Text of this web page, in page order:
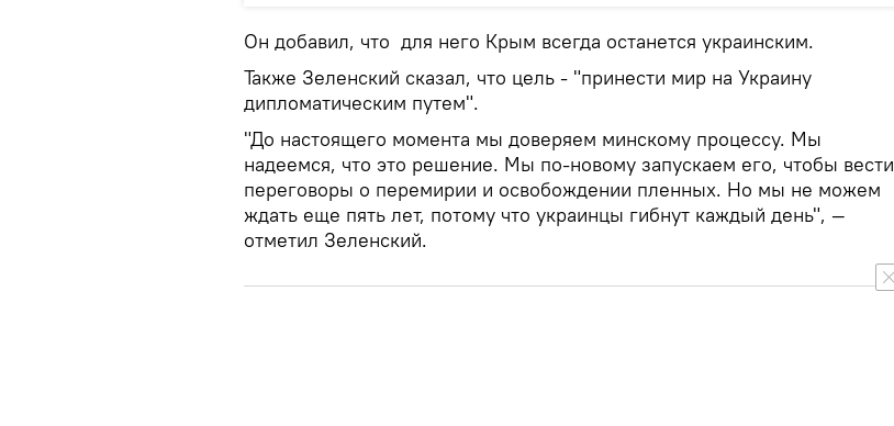
Он добавил, что для него Крым всегда останется украинским.
Также Зеленский сказал, что цель - "принести мир на Украину
дипломатическим путем".
"До настоящего момента мы доверяем минскому процессу. Мы
надеемся, что это решение. Мы по-новому запускаем его, чтобы вести
переговоры о перемирии и освобождении пленных. Но мы не можем
ждать еще пять лет, потому что украинцы гибнут каждый день", —
отметил Зеленский.